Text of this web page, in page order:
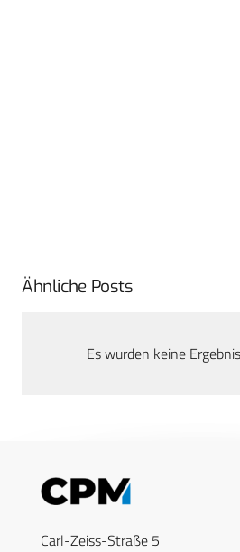
Ähnliche Posts
Es wurden keine
Carl-Zeiss-Straße 5